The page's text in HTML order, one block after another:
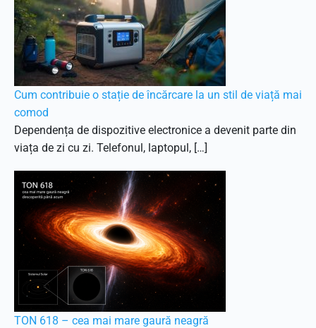
Cum contribuie o stație de încărcare la un stil de viață mai
comod
Dependența de dispozitive electronice a devenit parte din
viața de zi cu zi. Telefonul, laptopul, […]
TON 618 – cea mai mare gaură neagră